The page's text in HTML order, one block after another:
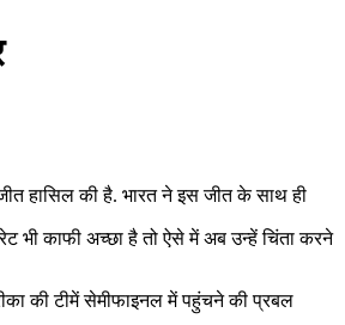
हासिल की है. भारत ने इस जीत के साथ ही
भी काफी अच्छा है तो ऐसे में अब उन्हें चिंता करने
की टीमें सेमीफाइनल में पहुंचने की प्रबल